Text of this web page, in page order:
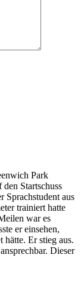
Park
Startschuss
Sprachstudent aus
trainiert hatte
war es
er einsehen,
hätte. Er stieg aus.
Dieser